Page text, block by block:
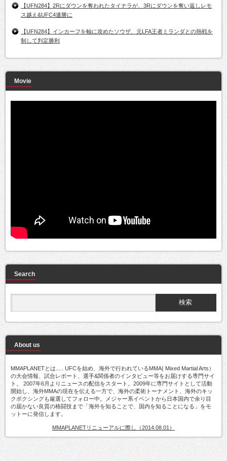
【UFN284】2Rにダウンを奪われたタイナラが、3Rにダウンを奪い返しレモ
ス越え&UFC4連勝に
【UFN284】インカーフを軸に攻めたソウザ、元LFA王者ミランダとの熱戦を
制して判定勝利
Movie
Search
About us
MMAPLANETとは..... UFCを始め、海外で行われているMMA( Mixed Martial Arts）
の大会情報、試合レポート、選手&関係者のインタビュー等をお届けする専門サイ
ト。 2007年6月よりニュースの配信をスタート。2009年に専門サイトとして活動
開始し、海外MMAの現在を伝える一方で、海外の柔術トーナメント、海外のキッ
クボクシングも厳選してフォロー中。メジャー系イベントから日本国内で余り目
の届かない良質の格闘技まで「海外を知ることで、国内を知ることになる」をモ
ットーに発信します。
MMAPLANETリニューアルに際し（2014.08.01）